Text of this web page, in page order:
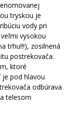
tryskou je
vody pri
vysokou
trhu!!!), zosilnená
postrekovača.
ktoré
pod hlavou
odbúrava
telesom